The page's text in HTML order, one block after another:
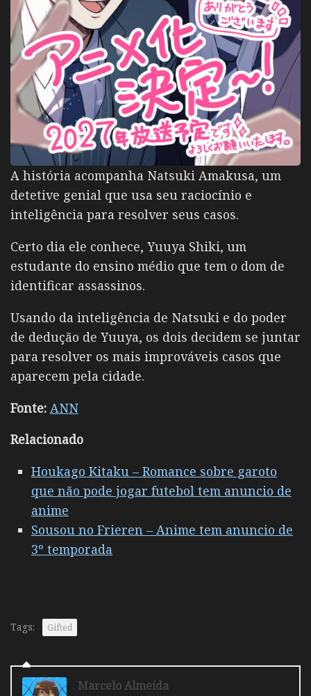
A história acompanha Natsuki Amakusa, um
detetive genial que usa seu raciocínio e
inteligência para resolver seus casos.
Certo dia ele conhece, Yuuya Shiki, um
estudante do ensino médio que tem o dom de
identificar assassinos.
Usando da inteligência de Natsuki e do poder
de dedução de Yuuya, os dois decidem se juntar
para resolver os mais improváveis casos que
aparecem pela cidade.
Fonte: ANN
Relacionado
Houkago Kitaku – Romance sobre garoto
que não pode jogar futebol tem anuncio de
anime
Sousou no Frieren – Anime tem anuncio de
3º temporada
Tags: Gifted
Marcelo Almeida